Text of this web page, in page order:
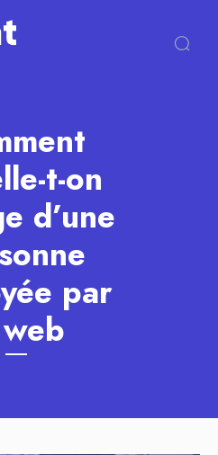
t-on
d’une
par